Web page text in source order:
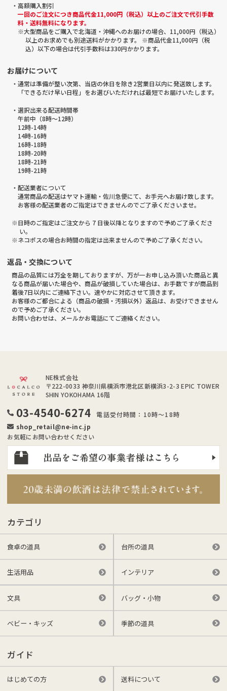
・高額購入割引
一回のご注文につき商品代金11,000円（税込）以上のご注文で代引手数
料・送料無料になります。
※大型商品をご購入で北海道・沖縄へのお届けの場合、11,000円（税込）
以上のお求めでも別途送料がかかります。 ※商品代金11,000円（税
込）以下の場合は代引手数料は330円かかります。
お届けについて
・通常は準備が整い次第、当店の休日を除き2営業日以内に発送致します。
「できるだけ早い日程」をお選びいただければ最短でお届けいたします。
・選択出来る配送時間帯
午前中（8時～12時）
12時-14時
14時-16時
16時-18時
18時-20時
18時-21時
19時-21時
・配送業者について
通常商品の配送はヤマト運輸・佐川急便にて、お手元へお届け致します。
お客様の配送業者のご指定はできませんのでご了承くださいませ。
※日時のご指定はご注文から 7 日後以降となりますので予めご了承くださ
い。
※ネコポスの場合お時間の指定は出来ませんので予めご了承ください。
返品・交換について
商品の品質には万全を期しておりますが、万が一お申し込み頂いた商品と異
なる商品が届いた場合や、商品が破損していた場合は、お手数ですが商品到
着後7日以内にご連絡下さい。速やかに対応させて頂きます。
お客様のご都合による（商品の破損・汚損以外）返品は、お受けできません
ので予めご了承ください。
お問い合わせは、メールかお電話にてご連絡ください。
NE株式会社
〒222-0033 神奈川県横浜市港北区新横浜3-2-3 EPIC TOWER
SHIN YOKOHAMA 16階
03-4540-6274
電話受付時間：10時～18時
shop_retail@ne-inc.jp
お気軽にお問い合わせください
カテゴリ
食卓の道具 台所の道具
生活用品 インテリア
文具 バッグ・小物
ベビー・キッズ 季節の道具
ガイド
はじめての方 送料について